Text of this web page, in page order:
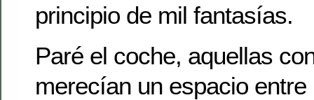
principio de mil fantasías.
Paré el coche, aquellas
merecían un espacio